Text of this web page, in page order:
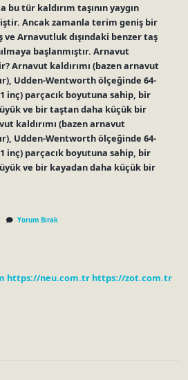
tür kaldırım taşının yaygın
Ancak zamanla terim geniş bir
ve Arnavutluk dışındaki benzer taş
başlanmıştır. Arnavut
Arnavut kaldırımı (bazen arnavut
Udden-Wentworth ölçeğinde 64-
inç) parçacık boyutuna sahip, bir
ve bir taştan daha küçük bir
kaldırımı (bazen arnavut
Udden-Wentworth ölçeğinde 64-
inç) parçacık boyutuna sahip, bir
ve bir kayadan daha küçük bir
Yorum Bırak
https://neu.com.tr https://zot.com.tr